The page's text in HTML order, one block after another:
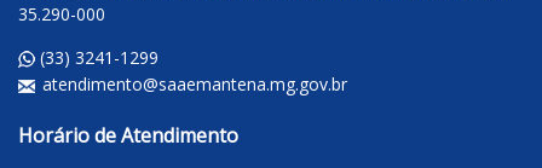
35.290-000
(33) 3241-1299
atendimento@saaemantena.mg.gov.br
Horário de Atendimento